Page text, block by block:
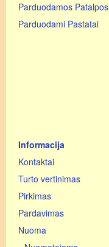
Parduodamos Patalpos
Parduodami Pastatai
Informacija
Kontaktai
Turto vertinimas
Pirkimas
Pardavimas
Nuoma